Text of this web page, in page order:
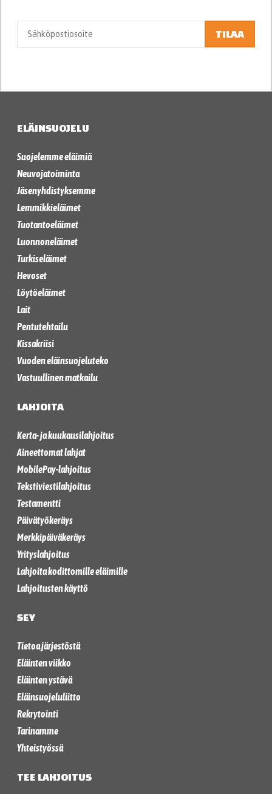
TILAA
ELÄINSUOJELU
Suojelemme eläimiä
Neuvojatoiminta
Jäsenyhdistyksemme
Lemmikkieläimet
Tuotantoeläimet
Luonnoneläimet
Turkiseläimet
Hevoset
Löytöeläimet
Lait
Pentutehtailu
Kissakriisi
Vuoden eläinsuojeluteko
Vastuullinen matkailu
LAHJOITA
Kerta- ja kuukausilahjoitus
Aineettomat lahjat
MobilePay-lahjoitus
Tekstiviestilahjoitus
Testamentti
Päivätyökeräys
Merkkipäiväkeräys
Yrityslahjoitus
Lahjoita kodittomille eläimille
Lahjoitusten käyttö
SEY
Tietoa järjestöstä
Eläinten viikko
Eläinten ystävä
Eläinsuojeluliitto
Rekrytointi
Tarinamme
Yhteistyössä
TEE LAHJOITUS